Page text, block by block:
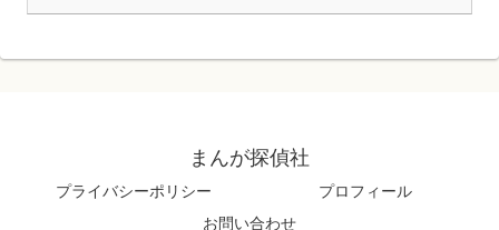
まんが探偵社
プライバシーポリシー
プロフィール
お問い合わせ